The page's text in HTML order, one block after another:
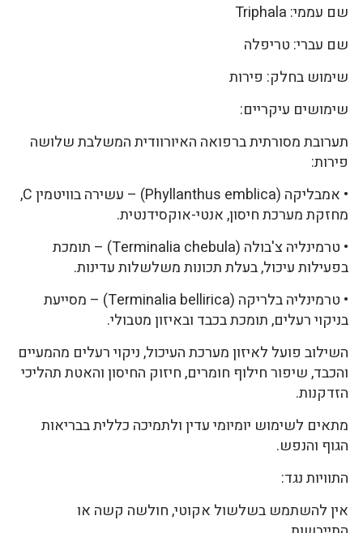
שם עממי: Triphala
שם עברי: טריפלה
שימוש בחלק: פירות
שימושים עיקריים:
תערובת מסורתית ברפואה האיורוודית המשלבת שלושה
פירות:
• אמבליקה (Phyllanthus emblica) – עשירה בוויטמין C,
מחזקת מערכת חיסון, אנטי-אוקסידנטית.
• טרמינליה צ'בולה (Terminalia chebula) – תומכת
בפעילות עיכול, בעלת תכונות משלשלות עדינות.
• טרמינליה בלריקה (Terminalia bellirica) – מסייעת
בניקוי רעלים, תומכת בכבד ובאיזון מטבולי.
השילוב פועל לאיזון מערכת העיכול, ניקוי רעלים מהמעיים
והכבד, שיפור חילוף חומרים, חיזוק החיסון והאטת תהליכי
הזדקנות.
מתאים לשימוש יומיומי עדין ולתמיכה כללית בבריאות
הגוף והנפש.
התוויות נגד:
אין להשתמש בשלשול אקוטי, חולשה קשה או